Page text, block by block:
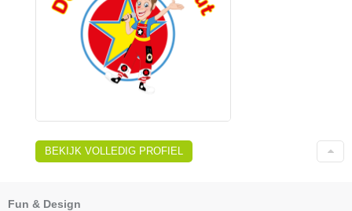
BEKIJK VOLLEDIG PROFIEL
Fun & Design